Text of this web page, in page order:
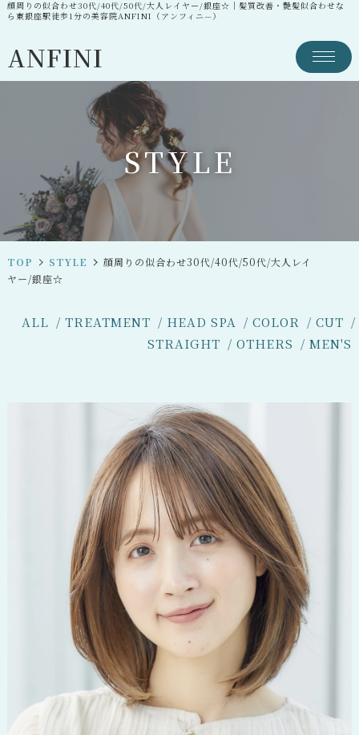
顔周りの似合わせ30代/40代/50代/大人レイヤー/銀座☆｜髪質改善・艶髪似合わせな
ら東銀座駅徒歩1分の美容院ANFINI（アンフィニ—）
ANFINI
STYLE
TOP STYLE
顔周りの似合わせ30代/40代/50代/大人レイ
ヤー/銀座☆
ALL TREATMENT HEAD SPA COLOR
CUT
STRAIGHT
OTHERS MEN'S